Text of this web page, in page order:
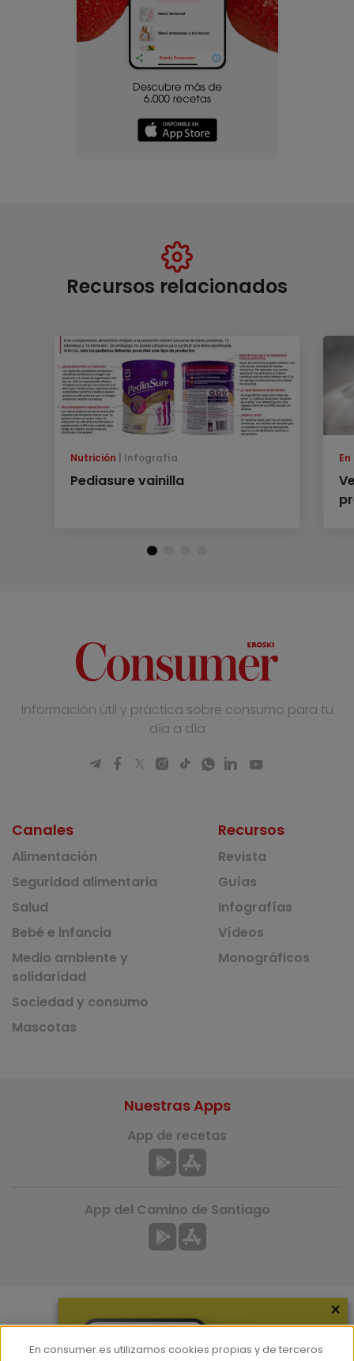
Recursos relacionados
Nutrición Infografía
Pediasure vainilla
Información útil y práctica sobre consumo para tu
día a día
Canales
Alimentación
Seguridad alimentaria
Salud
Bebé e infancia
Medio ambiente y
solidaridad
Sociedad y consumo
Mascotas
Recursos
Revista
Guías
Infografías
Vídeos
Monográficos
Más información
Nuestras Apps
App de recetas
App del Camino de Santiago
×
En consumer.es utilizamos cookies propias y de terceros